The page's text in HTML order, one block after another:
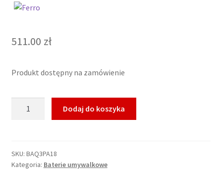
511.00 zł
Produkt dostępny na zamówienie
bateria
umywalkowa
Dodaj do koszyka
SKU: BAQ3PA18
Kategoria: Baterie umywalkowe